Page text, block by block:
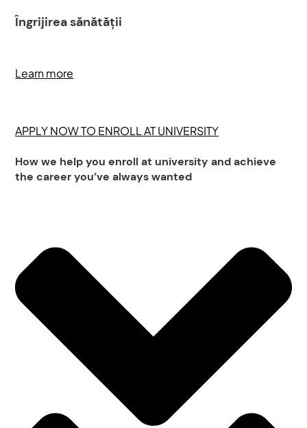
Îngrijirea sănătății
Learn more
APPLY NOW TO ENROLL AT UNIVERSITY
How we help you enroll at university and achieve
the career you’ve always wanted